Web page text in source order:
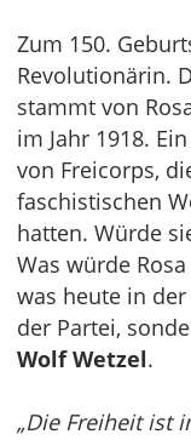
Zum 150.
Revolutionärin.
stammt von
im Jahr 1918.
von Freicorps,
faschistischen
hatten. Würde
Was würde
was heute in
der Partei,
Wolf Wetzel.
„Die Freiheit ist